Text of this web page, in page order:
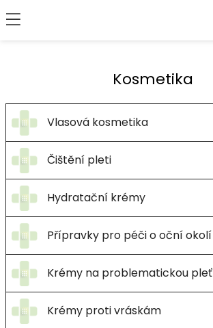
Kosmetika
Vlasová kosmetika
Čištění pleti
Hydratační krémy
Přípravky pro péči o oční okolí
Krémy na problematickou pleť
Krémy proti vráskám